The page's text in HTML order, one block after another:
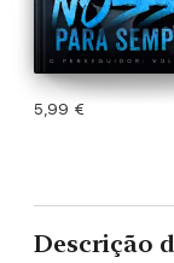
5,99 €
Descrição